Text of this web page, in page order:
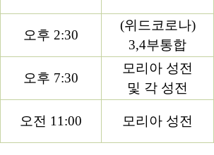
오후 2:30
(위드코로나)
3,4부통합
오후 7:30
모리아 성전
및 각 성전
오전 11:00 모리아 성전